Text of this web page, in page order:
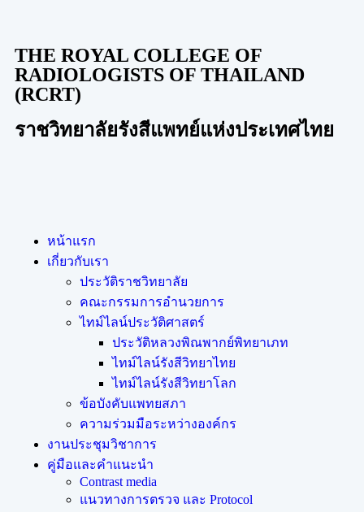
THE ROYAL COLLEGE OF
RADIOLOGISTS OF THAILAND
(RCRT)
ราชวิทยาลัยรังสีแพทย์แห่งประเทศไทย
หน้าแรก
เกี่ยวกับเรา
ประวัติราชวิทยาลัย
คณะกรรมการอำนวยการ
ไทม์ไลน์ประวัติศาสตร์
ประวัติหลวงพิณพากย์พิทยาเภท
ไทม์ไลน์รังสีวิทยาไทย
ไทม์ไลน์รังสีวิทยาโลก
ข้อบังคับแพทยสภา
ความร่วมมือระหว่างองค์กร
งานประชุมวิชาการ
คู่มือและคำแนะนำ
Contrast media
แนวทางการตรวจ และ Protocol